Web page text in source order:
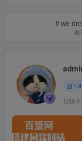
If we
敢
担忧